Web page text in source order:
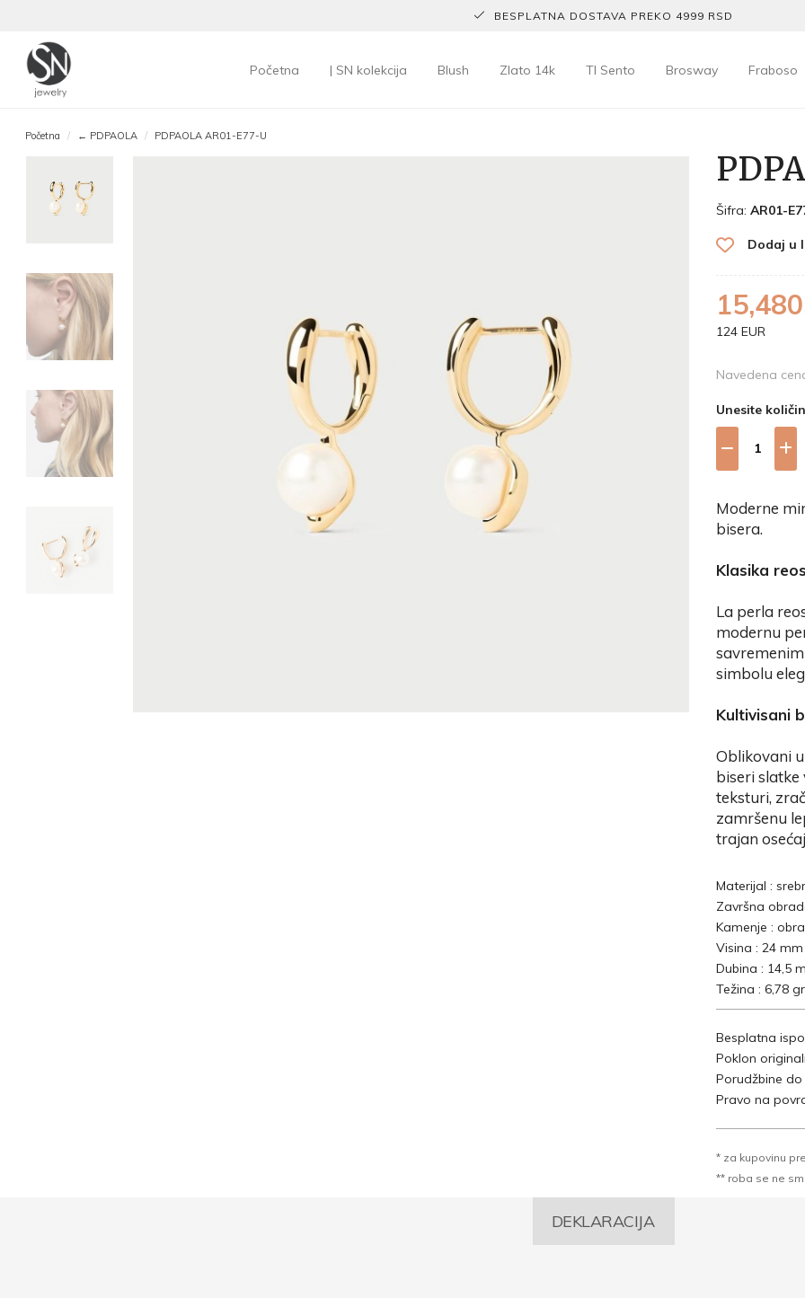
BESPLATNA DOSTAVA PREKO 4999 RSD
Početna | SN kolekcija Blush Zlato 14k TI Sento Brosway Fraboso
Početna ← PDPAOLA PDPAOLA AR01-E77-U
Šifra: AR01-
Dodaj u
124 EUR
Navedena
Unesite
Moderne
bisera.
Klasika
La perla
modernu
simbolu
Kultivisani
Oblikovani
biseri slatke
teksturi,
zamršenu
trajan
Materijal :
Završna
Kamenje :
Visina : 24 mm
Dubina : 14,5
Težina : 6,78 gr
Besplatna
Poklon
Porudžbine
Pravo na
* za kupovinu
** roba se ne
DEKLARACIJA